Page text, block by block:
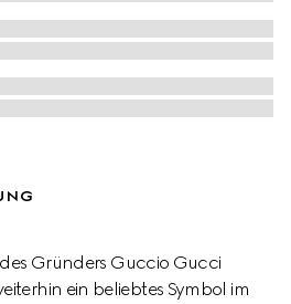
Gründers Guccio Gucci
ein beliebtes Symbol im